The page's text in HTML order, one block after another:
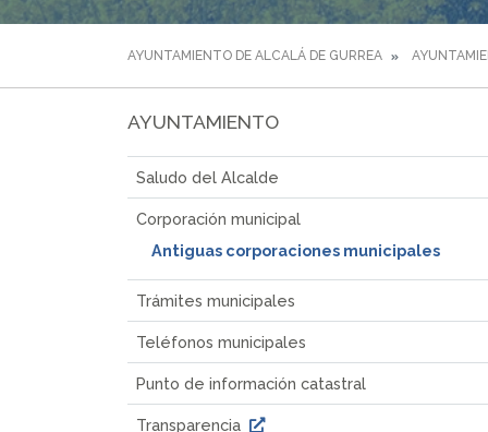
AYUNTAMIENTO DE ALCALÁ DE GURREA
AYUNTAMIENTO
Saludo del Alcalde
Corporación municipal
Antiguas corporaciones municipales
Trámites municipales
Teléfonos municipales
Punto de información catastral
Transparencia